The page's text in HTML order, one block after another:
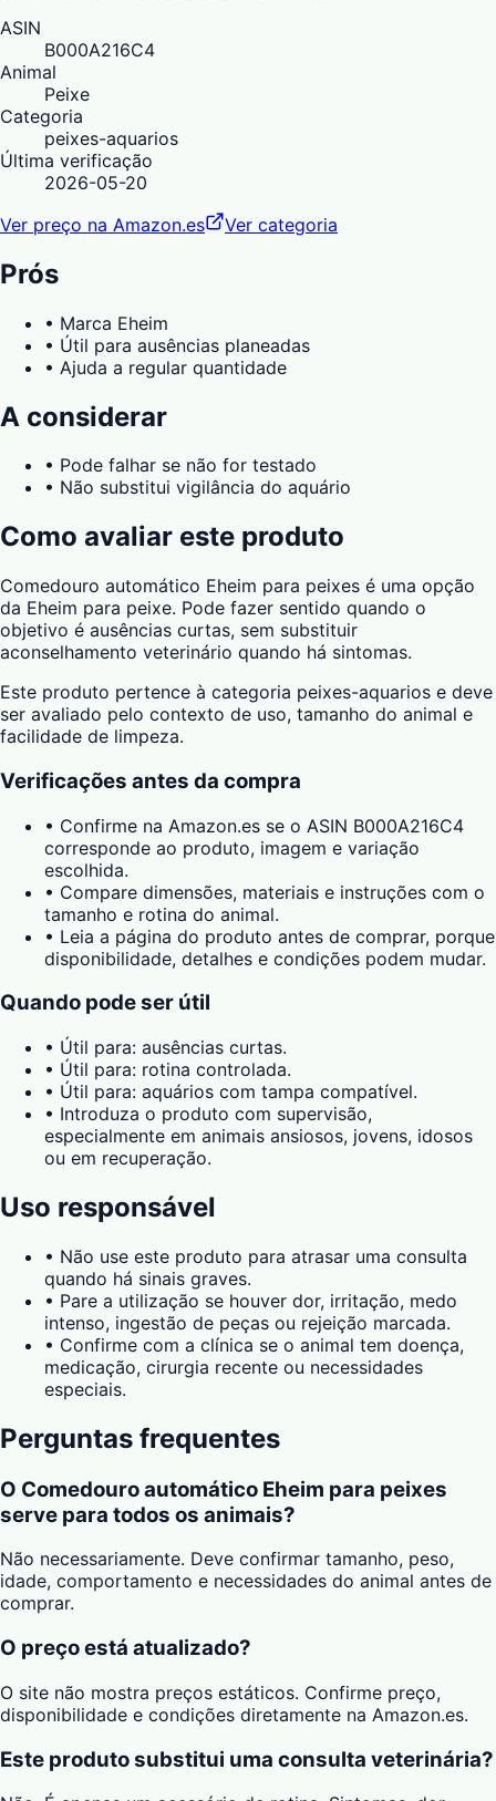
ASIN
B000A216C4
Animal
Peixe
Categoria
peixes-aquarios
Última verificação
2026-05-20
Ver preço na Amazon.es
Ver categoria
Prós
• Marca Eheim
• Útil para ausências planeadas
• Ajuda a regular quantidade
A considerar
• Pode falhar se não for testado
• Não substitui vigilância do aquário
Como avaliar este produto
Comedouro automático Eheim para peixes é uma opção
da Eheim para peixe. Pode fazer sentido quando o
objetivo é ausências curtas, sem substituir
aconselhamento veterinário quando há sintomas.
Este produto pertence à categoria peixes-aquarios e deve
ser avaliado pelo contexto de uso, tamanho do animal e
facilidade de limpeza.
Verificações antes da compra
• Confirme na Amazon.es se o ASIN B000A216C4
corresponde ao produto, imagem e variação
escolhida.
• Compare dimensões, materiais e instruções com o
tamanho e rotina do animal.
• Leia a página do produto antes de comprar, porque
disponibilidade, detalhes e condições podem mudar.
Quando pode ser útil
• Útil para: ausências curtas.
• Útil para: rotina controlada.
• Útil para: aquários com tampa compatível.
• Introduza o produto com supervisão,
especialmente em animais ansiosos, jovens, idosos
ou em recuperação.
Uso responsável
• Não use este produto para atrasar uma consulta
quando há sinais graves.
• Pare a utilização se houver dor, irritação, medo
intenso, ingestão de peças ou rejeição marcada.
• Confirme com a clínica se o animal tem doença,
medicação, cirurgia recente ou necessidades
especiais.
Perguntas frequentes
O Comedouro automático Eheim para peixes
serve para todos os animais?
Não necessariamente. Deve confirmar tamanho, peso,
idade, comportamento e necessidades do animal antes de
comprar.
O preço está atualizado?
O site não mostra preços estáticos. Confirme preço,
disponibilidade e condições diretamente na Amazon.es.
Este produto substitui uma consulta veterinária?